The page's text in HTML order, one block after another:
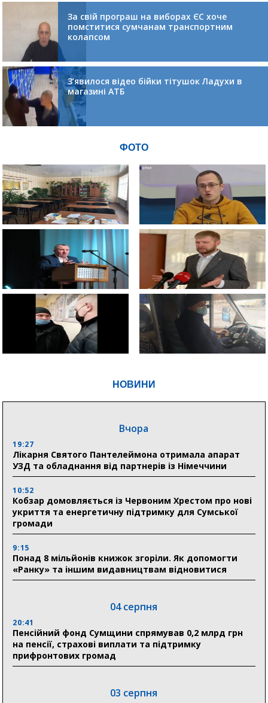
НОВИНИ
Вчора
19:27
Лікарня Святого Пантелеймона отримала апарат
УЗД та обладнання від партнерів із Німеччини
10:52
Кобзар домовляється із Червоним Хрестом про нові
укриття та енергетичну підтримку для Сумської
громади
9:15
Понад 8 мільйонів книжок згоріли. Як допомогти
«Ранку» та іншим видавництвам відновитися
04 серпня
20:41
Пенсійний фонд Сумщини спрямував 0,2 млрд грн
на пенсії, страхові виплати та підтримку
прифронтових громад
03 серпня
За свій програш на виборах ЄС хоче
помститися сумчанам транспортним
колапсом
З’явилося відео бійки тітушок Ладухи в
магазині АТБ
ФОТО